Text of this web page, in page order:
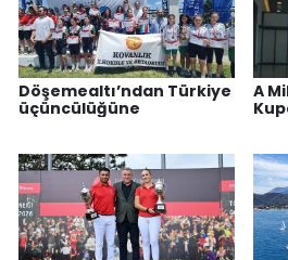
Döşemealtı’ndan Türkiye
üçüncülüğüne
A